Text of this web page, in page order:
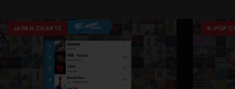
JAPAN CHARTS K-POP